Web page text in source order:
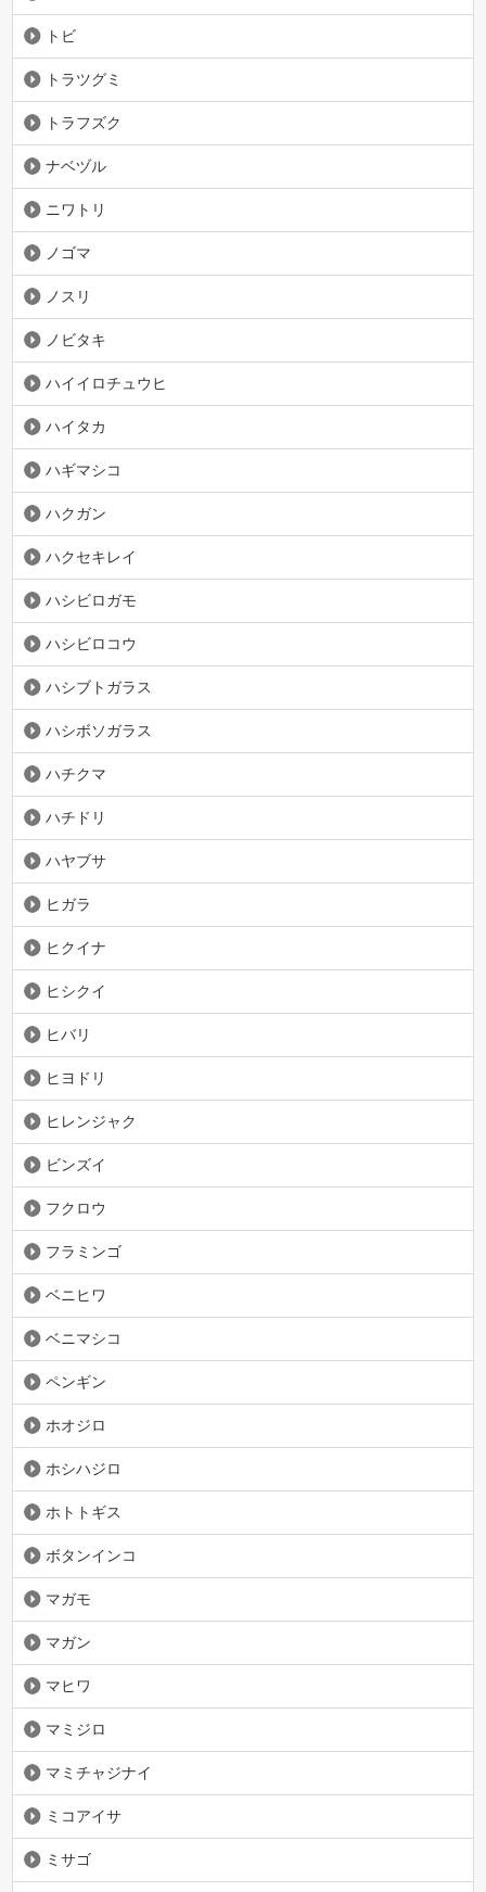
トビ
トラツグミ
トラフズク
ナベヅル
ニワトリ
ノゴマ
ノスリ
ノビタキ
ハイイロチュウヒ
ハイタカ
ハギマシコ
ハクガン
ハクセキレイ
ハシビロガモ
ハシビロコウ
ハシブトガラス
ハシボソガラス
ハチクマ
ハチドリ
ハヤブサ
ヒガラ
ヒクイナ
ヒシクイ
ヒバリ
ヒヨドリ
ヒレンジャク
ビンズイ
フクロウ
フラミンゴ
ベニヒワ
ベニマシコ
ペンギン
ホオジロ
ホシハジロ
ホトトギス
ボタンインコ
マガモ
マガン
マヒワ
マミジロ
マミチャジナイ
ミコアイサ
ミサゴ